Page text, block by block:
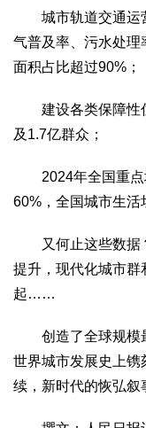
城市轨道交通运
气普及率、污水处
面积占比超过90%；
建设各类保障性
及1.7亿群众；
2024年全国重点
60%，全国城市生
又何止这些数据？
提升，现代化城市群
起……
创造了全球规模最
世界城市发展史上镌
续，新时代的恢弘叙